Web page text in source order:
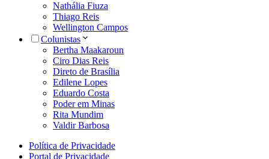
Nathália Fiuza
Thiago Reis
Wellington Campos
Colunistas
Bertha Maakaroun
Ciro Dias Reis
Direto de Brasília
Edilene Lopes
Eduardo Costa
Poder em Minas
Rita Mundim
Valdir Barbosa
Política de Privacidade
Portal de Privacidade